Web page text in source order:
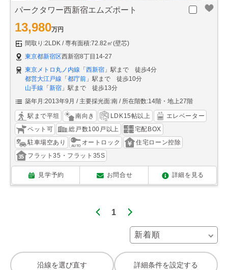
パークタワー西新宿エムズポート
13,980万円
間取り:2LDK
専有面積:72.82㎡(壁芯)
東京都新宿区西新宿8丁目14-27
東京メトロ丸ノ内線 「 西新宿 」駅まで 徒歩4分
都営大江戸線 「 都庁前 」駅まで 徒歩10分
山手線 「 新宿 」駅まで 徒歩13分
築年月:2013年9月
主要採光面:南 所在階数:14階・地上27階
駅まで平坦 南向き LDK15帖以上
エレベーター
ペット可
総戸数100戸以上
宅配BOX
駐車場空あり
オートロック
住宅ローン控除
フラット35・フラット35S
見学予約 お問合せ 詳細を見る
1
沿線を選び直す 詳細条件を設定する